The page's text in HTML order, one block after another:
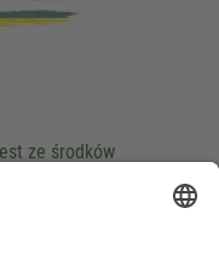
ze środków
budżetu.